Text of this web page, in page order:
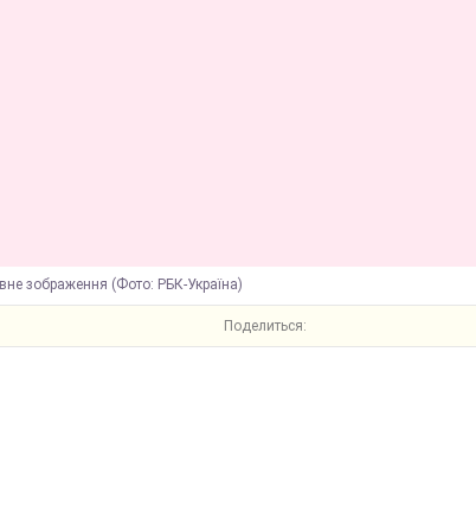
зображення (Фото: РБК-Україна)
Поделиться: